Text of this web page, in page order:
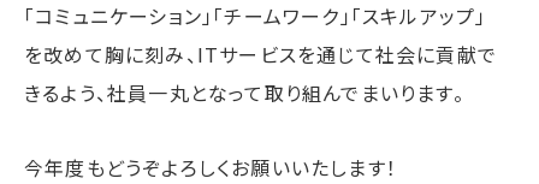
「コミュニケーション」「チームワーク」「スキルアップ」
を改めて胸に刻み、ITサービスを通じて社会に貢献で
きるよう、社員一丸となって取り組んでまいります。
今年度もどうぞよろしくお願いいたします！